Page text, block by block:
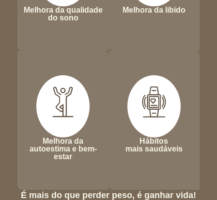
Melhora da qualidade
do sono
Melhora da libido
Melhora da
autoestima e bem-
estar
Hábitos
mais saudáveis
É mais do que perder peso, é ganhar vida!